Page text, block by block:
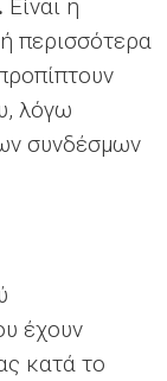
Είναι η
περισσότερα
λόγω
συνδέσμων
έχουν
κατά το